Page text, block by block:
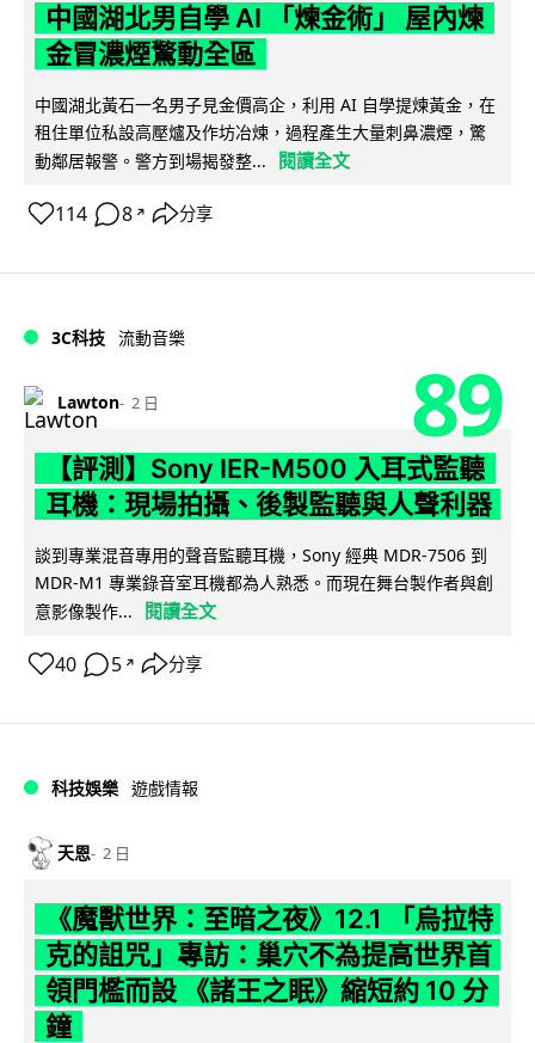
中國湖北男自學 AI 「煉金術」 屋內煉
金冒濃煙驚動全區
中國湖北黃石一名男子見金價高企，利用 AI 自學提煉黃金，在
租住單位私設高壓爐及作坊冶煉，過程產生大量刺鼻濃煙，驚
動鄰居報警。警方到場揭發整...
閱讀全文
114 8 ↗ 分享
3C科技 流動音樂
Lawton 2 日 89
【評測】Sony IER-M500 入耳式監聽
耳機：現場拍攝、後製監聽與人聲利器
談到專業混音專用的聲音監聽耳機，Sony 經典 MDR-7506 到
MDR-M1 專業錄音室耳機都為人熟悉。而現在舞台製作者與創
意影像製作...
閱讀全文
40 5 ↗ 分享
科技娛樂 遊戲情報
天恩 2 日
《魔獸世界：至暗之夜》12.1 「烏拉特
克的詛咒」專訪：巢穴不為提高世界首
領門檻而設 《諸王之眠》縮短約 10 分
鐘